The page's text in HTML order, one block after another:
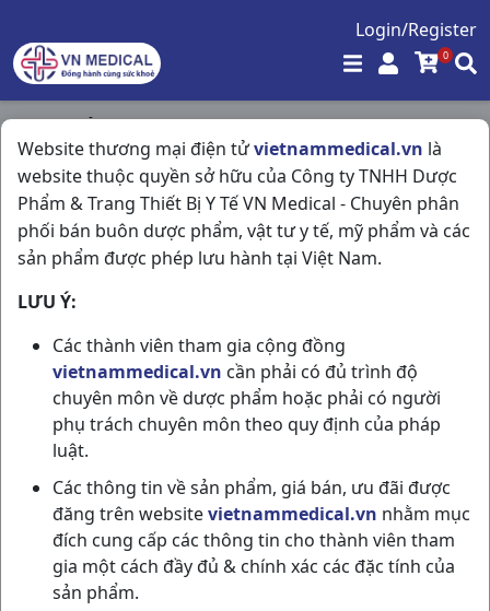
Login/Register
0
Website thương mại điện tửvietnammedical.vn là
website thuộc quyền sở hữu của Công ty TNHH Dược
Phẩm & Trang Thiết Bị Y Tế VN Medical - Chuyên phân
phối bán buôn dược phẩm, vật tư y tế, mỹ phẩm và các
sản phẩm được phép lưu hành tại Việt Nam.
LƯU Ý:
Các thành viên tham gia cộng đồng
vietnammedical.vn cần phải có đủ trình độ
chuyên môn về dược phẩm hoặc phải có người
phụ trách chuyên môn theo quy định của pháp
luật.
Các thông tin về sản phẩm, giá bán, ưu đãi được
đăng trên websitevietnammedical.vn nhằm mục
đích cung cấp các thông tin cho thành viên tham
gia một cách đầy đủ & chính xác các đặc tính của
sản phẩm.
Trang chủ / Đông Dược /
Cao ích mẫu Op.cim H50vna OPC